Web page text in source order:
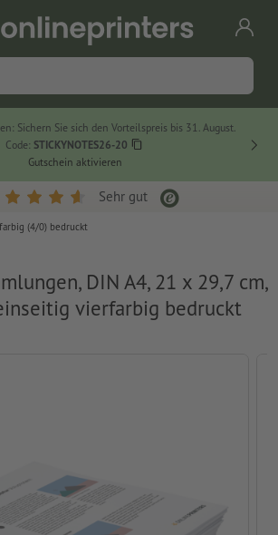
Sichern Sie sich den Vorteilspreis bis 31. August.
Code: STICKYNOTES26-20
Gutschein aktivieren
Sehr gut
(4/0) bedruckt
DIN A4, 21 x 29,7 cm,
vierfarbig bedruckt